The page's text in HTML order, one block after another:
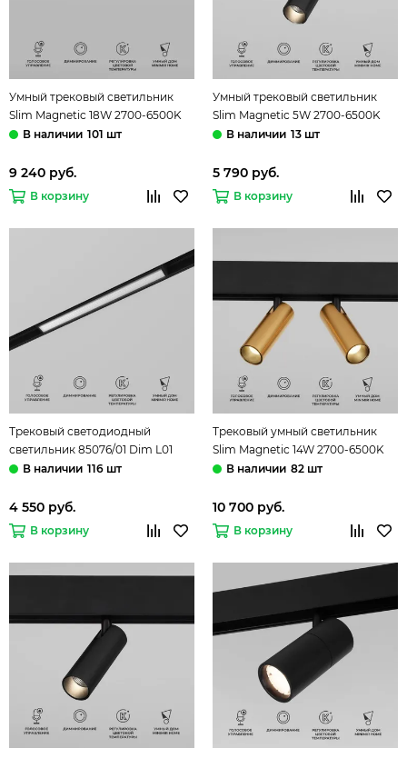
Умный трековый светильник
Slim Magnetic 18W 2700-6500K
Dim Kos чёрный 85083/01
101 шт
9 240 руб.
В корзину
Умный трековый светильник
Slim Magnetic 5W 2700-6500K
Dim Cantors чёрный 85071/01
13 шт
5 790 руб.
В корзину
Трековый светодиодный
светильник 85076/01 Dim L01
черный Slim Magnetic
116 шт
4 550 руб.
В корзину
Трековый умный светильник
Slim Magnetic 14W 2700-6500K
Dim Dual латунь 85056/01
82 шт
10 700 руб.
В корзину